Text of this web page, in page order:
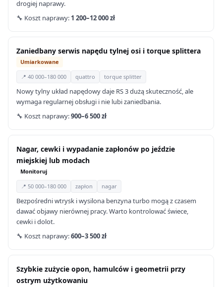
drogiej naprawy.
🔧 Koszt naprawy: 1 200–12 000 zł
Zaniedbany serwis napędu tylnej osi i torque splittera
Umiarkowane
📍 40 000–180 000
quattro torque splitter
Nowy tylny układ napędowy daje RS 3 dużą skuteczność, ale
wymaga regularnej obsługi i nie lubi zaniedbania.
🔧 Koszt naprawy:900–6 500 zł
Nagar, cewki i wypadanie zapłonów po jeździe
miejskiej lub modach
Monitoruj
📍 50 000–180 000
zapłon nagar
Bezpośredni wtrysk i wysilona benzyna turbo mogą z czasem
dawać objawy nierównej pracy. Warto kontrolować świece,
cewki i dolot.
🔧 Koszt naprawy:600–3 500 zł
Szybkie zużycie opon, hamulców i geometrii przy
ostrym użytkowaniu